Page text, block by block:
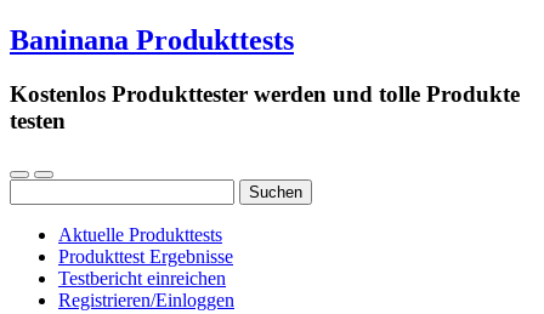
Baninana Produkttests
Kostenlos Produkttester werden und tolle Produkte
testen
nach:
Aktuelle Produkttests
Produkttest Ergebnisse
Testbericht einreichen
Registrieren/Einloggen